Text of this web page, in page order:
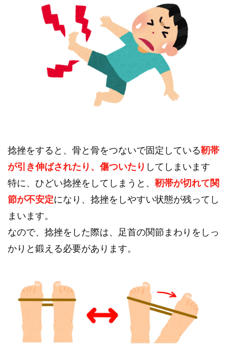
捻挫をすると、骨と骨をつないで固定している靭帯
が引き伸ばされたり、傷ついたり してしまいます
特に、ひどい捻挫をしてしまうと、 靭帯が切れて関
節が不安定になり、捻挫をしやすい状態が残ってし
まいます。
なので、捻挫をした際は、足首の関節まわりをしっ
かりと鍛える必要があります。